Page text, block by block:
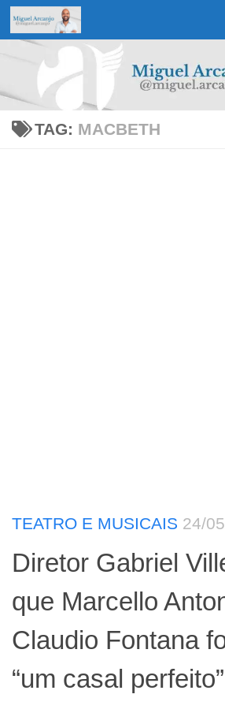
Skip to content
TAG: MACBETH
TEATRO E MUSICAIS 24/
Diretor Gabriel
que Marcello
Claudio Fontana
“um casal perfeito”